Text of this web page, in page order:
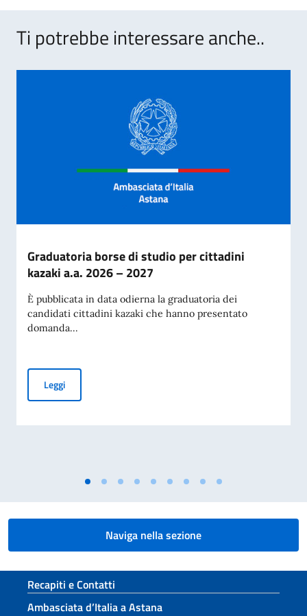
Ti potrebbe interessare anche..
Graduatoria borse di studio per cittadini
kazaki a.a. 2026 – 2027
È pubblicata in data odierna la graduatoria dei
candidati cittadini kazaki che hanno presentato
domanda...
LeggiGraduatoria borse di studio per cittadini kazaki a.a. 2026 –
Naviga nella sezione
Sezione footer
Recapiti e Contatti
Ambasciata d’Italia a Astana